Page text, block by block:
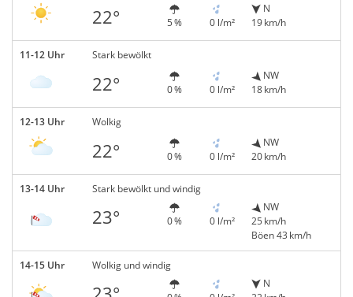
22° 5 % 0 l/m²
N
19 km/h
11-12 Uhr Stark bewölkt
22° 0 % 0 l/m²
NW
18 km/h
12-13 Uhr Wolkig
22° 0 % 0 l/m²
NW
20 km/h
13-14 Uhr Stark bewölkt und windig
23° 0 % 0 l/m²
NW
25 km/h
Böen 43 km/h
14-15 Uhr Wolkig und windig
N